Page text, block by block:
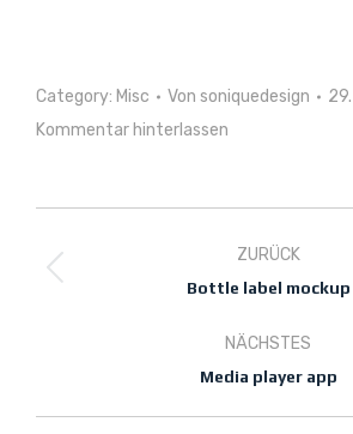
Category: Misc Von soniquedesign
Kommentar hinterlassen
navigation
ZURÜCK
Previous
Bottle label mockup
NÄCHSTES
Next
Media player app